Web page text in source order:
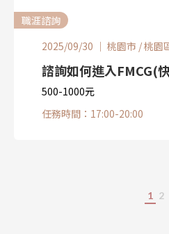
職涯諮詢
2025/09/30 ｜ 桃園市 / 桃園
諮詢如何進入FMCG(
500-1000元
任務時間：17:00-20:00
1 2